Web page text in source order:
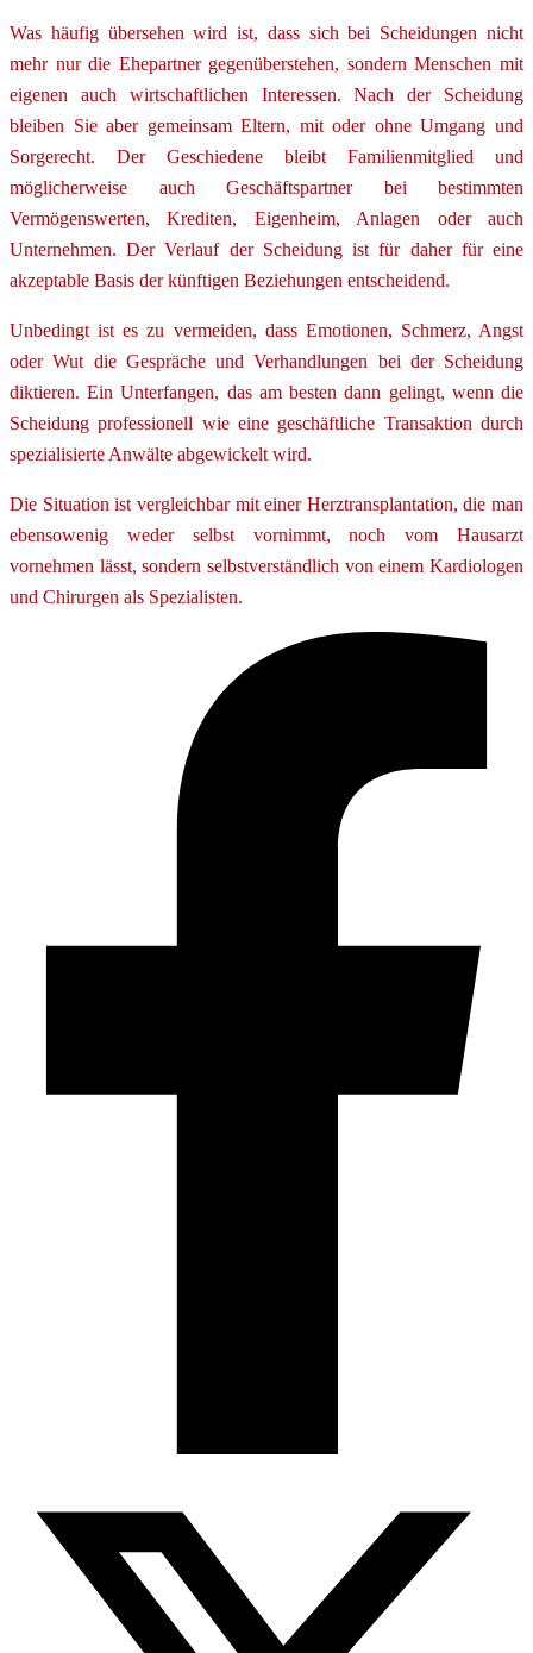
Was häufig übersehen wird ist, dass sich bei Scheidungen nicht
mehr nur die Ehepartner gegenüberstehen, sondern Menschen mit
eigenen auch wirtschaftlichen Interessen. Nach der Scheidung
bleiben Sie aber gemeinsam Eltern, mit oder ohne Umgang und
Sorgerecht. Der Geschiedene bleibt Familienmitglied und
möglicherweise auch Geschäftspartner bei bestimmten
Vermögenswerten, Krediten, Eigenheim, Anlagen oder auch
Unternehmen. Der Verlauf der Scheidung ist für daher für eine
akzeptable Basis der künftigen Beziehungen entscheidend.
Unbedingt ist es zu vermeiden, dass Emotionen, Schmerz, Angst
oder Wut die Gespräche und Verhandlungen bei der Scheidung
diktieren. Ein Unterfangen, das am besten dann gelingt, wenn die
Scheidung professionell wie eine geschäftliche Transaktion durch
spezialisierte Anwälte abgewickelt wird.
Die Situation ist vergleichbar mit einer Herztransplantation, die man
ebensowenig weder selbst vornimmt, noch vom Hausarzt
vornehmen lässt, sondern selbstverständlich von einem Kardiologen
und Chirurgen als Spezialisten.